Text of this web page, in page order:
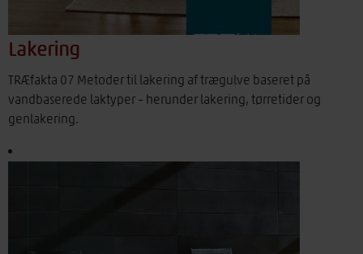
Lakering
TRÆfakta 07 Metoder til lakering af trægulve baseret på
vandbaserede laktyper – herunder lakering, tørretider og
genlakering.